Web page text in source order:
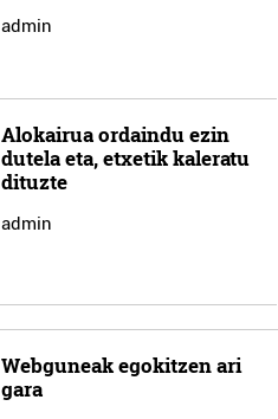
admin
Alokairua ordaindu ezin
dutela eta, etxetik kaleratu
dituzte
admin
Webguneak egokitzen ari
gara